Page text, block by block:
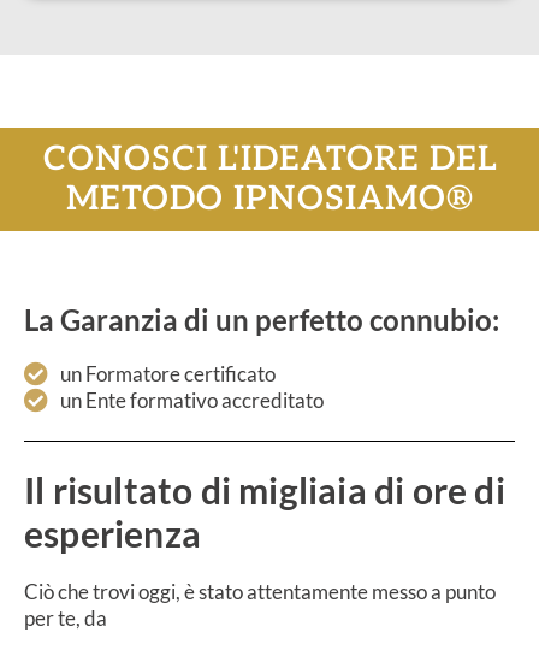
CONOSCI L'IDEATORE DEL
METODO IPNOSIAMO®
La Garanzia di un perfetto connubio:
un Formatore certificato
un Ente formativo accreditato
Il risultato di migliaia di ore di
esperienza
Ciò che trovi oggi, è stato attentamente messo a punto
per te, da